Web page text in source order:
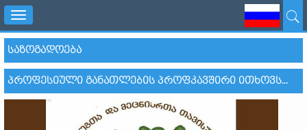
Toggle
navigation
ᲡᲐᲖᲝᲒᲐᲓᲝᲔᲑᲐ
ᲞᲠᲝᲤᲔᲡᲘᲣᲚᲘ ᲒᲐᲜᲐᲗᲚᲔᲑᲘᲡ ᲞᲠᲝᲤᲙᲐᲕᲨᲘᲠᲘ ᲘᲗᲮᲝᲕᲡ...